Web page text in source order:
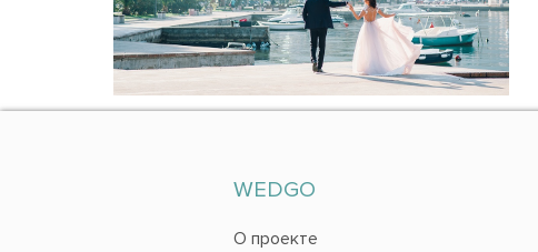
WEDGO
О проекте